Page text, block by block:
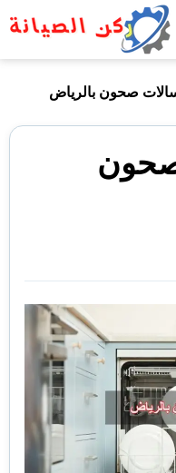
صحون بالرياض
صحون